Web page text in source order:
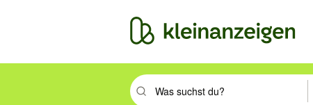
Suchbegriff eingeben. Eingabetaste